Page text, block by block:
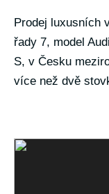
Prodej luxusních
řady 7, model
S, v Česku
více než dvě